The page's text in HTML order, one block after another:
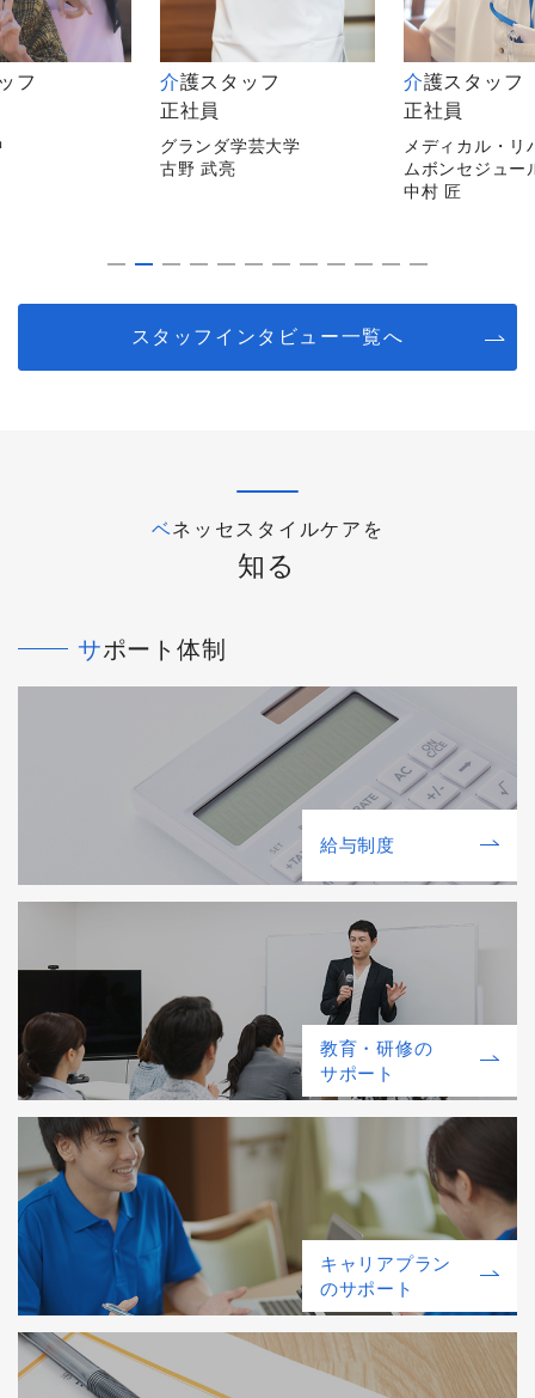
フ
大学
介護スタッフ
正社員
メディカル・リハビリホー
ムボンセジュール千葉
介護スタッフ
非常勤
メディカルホー
逗子
平山 陽子
スタッフインタビュー一覧へ
ベネッセスタイルケアを
知る
サポート体制
給与制度
教育・研修の
サポート
キャリアプラン
のサポート